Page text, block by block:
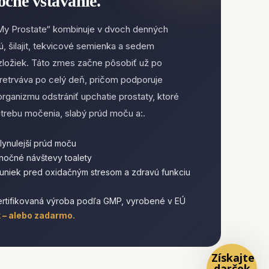
Prostate“ kombinuje v dvoch denných
šilajit, tekvicové semienka a sedem
Táto zmes začne pôsobiť už po
po celý deň, pričom podporuje
odstrániť upchatie prostaty, ktoré
močenia, slabý prúd moču a:.
prúd moču
návštevy toalety
pred oxidačným stresom a zdravú funkciu
výroba podľa GMP, vyrobené v EÚ
alebo zadarmo.